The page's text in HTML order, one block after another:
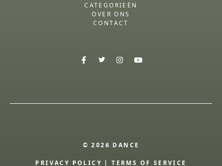
CATEGORIEËN
OVER ONS
CONTACT
© 2026 DANCE
PRIVACY POLICY |TERMS OF SERVICE